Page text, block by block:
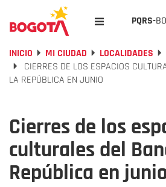
PQRS-
INICIO MI CIUDAD LOCALIDADES
CIERRES DE LOS ESPACIOS
LA REPÚBLICA EN JUNIO
Cierres de los
culturales del
República en